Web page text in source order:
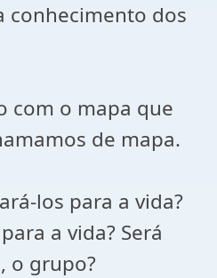
conhecimento dos
com o mapa que
de mapa.
los para a vida?
a vida? Será
o grupo?